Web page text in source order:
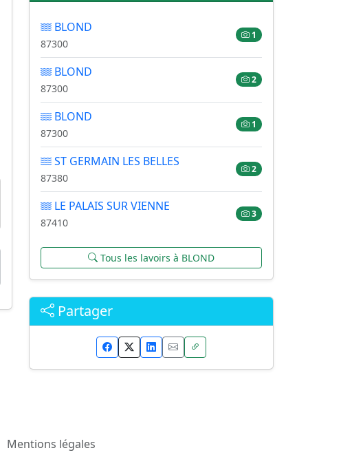
BLOND
87300
1
BLOND
87300
2
BLOND
87300
1
ST GERMAIN LES BELLES
87380
2
LE PALAIS SUR VIENNE
87410
3
Tous les lavoirs à BLOND
Partager
Mentions légales